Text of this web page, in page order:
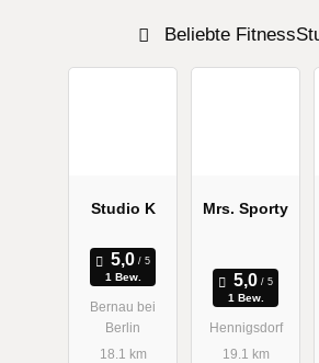
Beliebte
Studio K
1 Bew.
Bernau bei
Berlin
18.1 km
Mrs. Sporty
1 Bew.
Hennigsdorf
19.1 km